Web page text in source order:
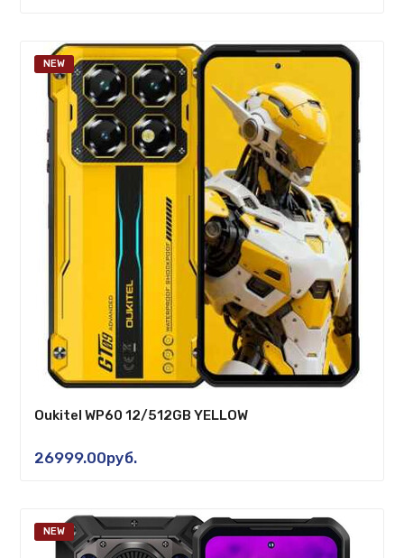
NEW
Oukitel WP60 12/512GB YELLOW
26999.00руб.
NEW